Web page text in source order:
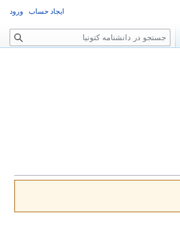
ایجاد حساب ورود
جستجو